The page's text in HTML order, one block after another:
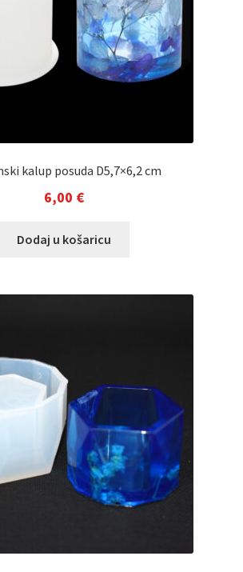
kalup posuda D5,7×6,2 cm
6,00 €
Dodaj u košaricu